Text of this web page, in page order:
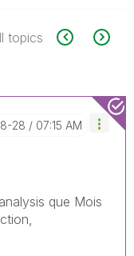
topics
28 07:15 AM
que Mois